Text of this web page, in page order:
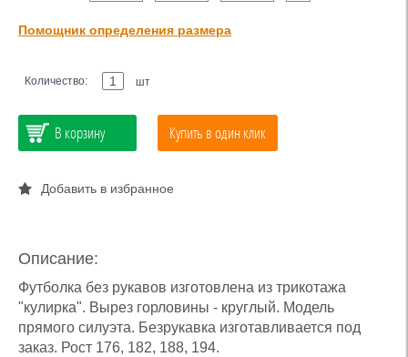
Помощник определения размера
Количество: шт
В корзину Купить в один клик
Добавить в избранное
Описание:
Футболка без рукавов изготовлена из трикотажа
"кулирка". Вырез горловины - круглый. Модель
прямого силуэта. Безрукавка изготавливается под
заказ. Рост 176, 182, 188, 194.